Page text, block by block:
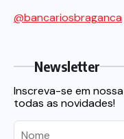
@bancariosbraganca
Newsletter
Inscreva-se em
todas as novidades!